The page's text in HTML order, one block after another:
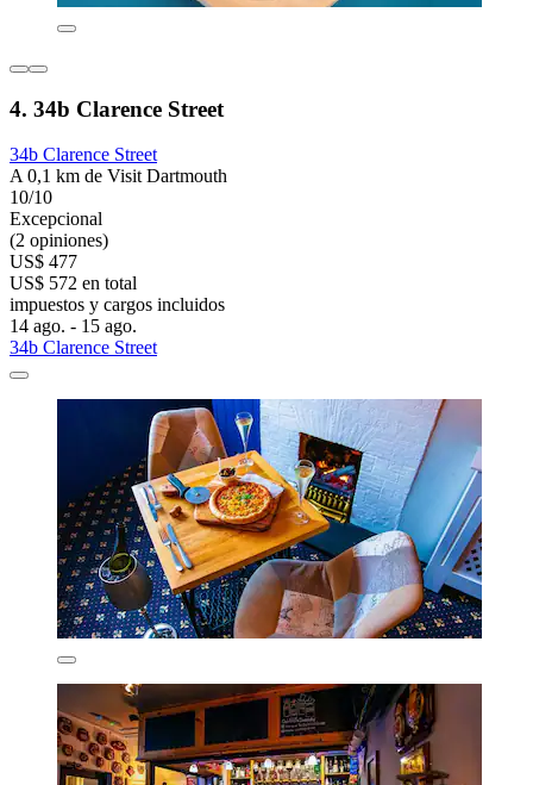
4. 34b Clarence Street
34b Clarence Street
A 0,1 km de Visit Dartmouth
10/10
Excepcional
(2 opiniones)
US$ 477
US$ 572 en total
impuestos y cargos incluidos
14 ago. - 15 ago.
34b Clarence Street